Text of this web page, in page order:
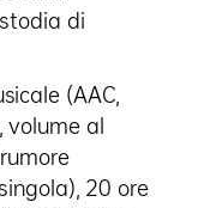
di
(AAC,
al
20 ore